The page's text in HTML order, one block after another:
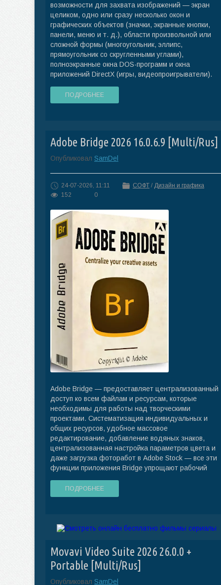
возможности для захвата изображений — экран
целиком, одно или сразу несколько окон и
графических объектов (значки, экранные кнопки,
панели, меню и т. д.), области произвольной или
сложной формы (многоугольник, эллипс,
прямоугольник со скругленными углами),
полноэкранные окна DOS-программ и окна
приложений DirectX (игры, видеопроигрыватели).
ПОДРОБНЕЕ
Adobe Bridge 2026 16.0.6.9 [Multi/Rus]
Опубликовал SamDel
24-07-2026, 11:11 СОФТ / Дизайн и графика
152
0
Adobe Bridge — предоставляет централизованный
доступ ко всем файлам и ресурсам, которые
необходимы для работы над творческими
проектами. Систематизация индивидуальных и
общих ресурсов, удобное массовое
редактирование, добавление водяных знаков,
централизованная настройка параметров цвета и
даже загрузка фоторабот в Adobe Stock — все эти
функции приложения Bridge упрощают рабочий
ПОДРОБНЕЕ
Movavi Video Suite 2026 26.0.0 +
Portable [Multi/Rus]
Опубликовал SamDel